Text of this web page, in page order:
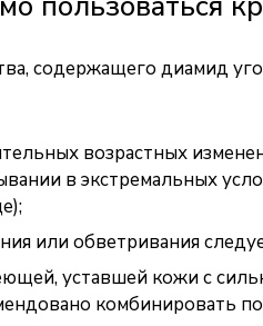
содержащего диамид
возрастных
в экстремальных
или обветривания
уставшей кожи с
комбинировать